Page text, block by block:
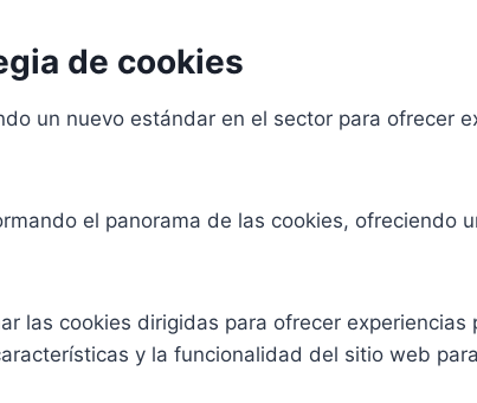
de cookies
un nuevo estándar en el sector para ofrecer
el panorama de las cookies, ofreciendo
las cookies dirigidas para ofrecer
y la funcionalidad del sitio web